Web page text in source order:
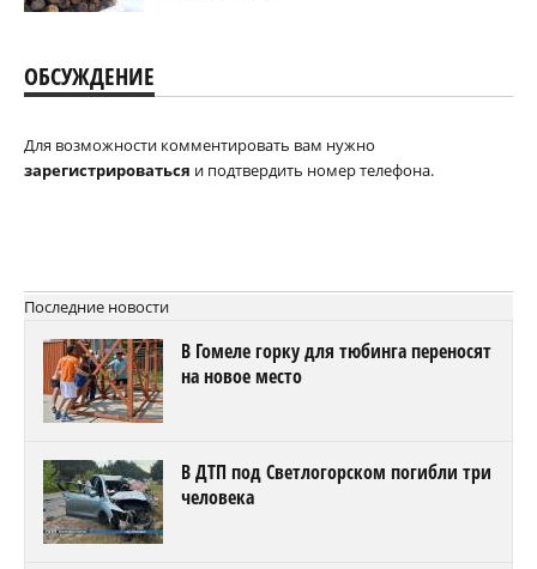
ОБСУЖДЕНИЕ
Для возможности комментировать вам нужно
зарегистрироваться и подтвердить номер телефона.
Последние новости
В Гомеле горку для тюбинга переносят
на новое место
В ДТП под Светлогорском погибли три
человека